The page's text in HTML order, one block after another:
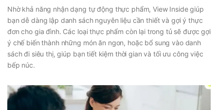
Nhờ khả năng nhận dạng tự động thực phẩm, View Inside giúp
bạn dễ dàng lập danh sách nguyên liệu cần thiết và gợi ý thực
đơn cho gia đình. Các loại thực phẩm còn lại trong tủ sẽ được gợi
ý chế biến thành những món ăn ngon, hoặc bổ sung vào danh
sách đi siêu thị, giúp bạn tiết kiệm thời gian và tối ưu công việc
bếp núc.